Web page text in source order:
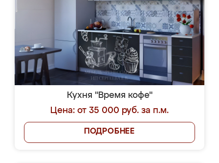
Кухня "Время кофе"
Цена: от 35 000 руб. за п.м.
ПОДРОБНЕЕ